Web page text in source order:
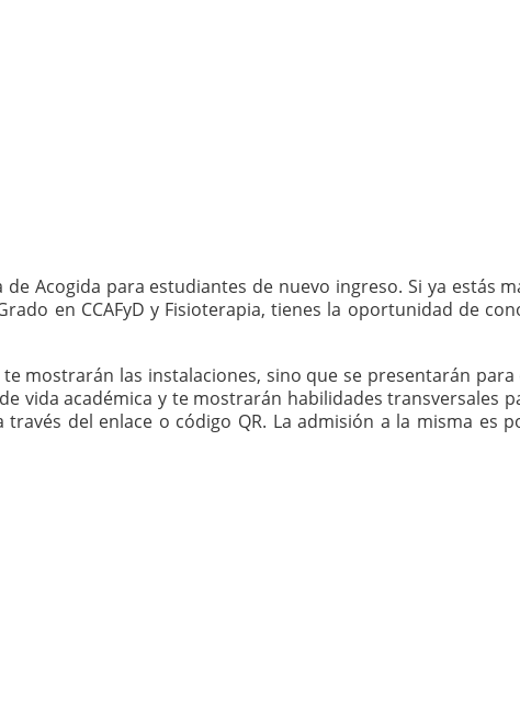
Acogida para estudiantes de nuevo ingreso. Si ya estás
en CCAFyD y Fisioterapia, tienes la oportunidad de
mostrarán las instalaciones, sino que se presentarán
vida académica y te mostrarán habilidades transversales
del enlace o código QR. La admisión a la misma es